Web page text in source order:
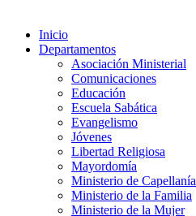
Inicio
Departamentos
Asociación Ministerial
Comunicaciones
Educación
Escuela Sabática
Evangelismo
Jóvenes
Libertad Religiosa
Mayordomía
Ministerio de Capellanía
Ministerio de la Familia
Ministerio de la Mujer